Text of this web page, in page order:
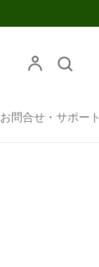
ン
検索
お問合せ・サポート